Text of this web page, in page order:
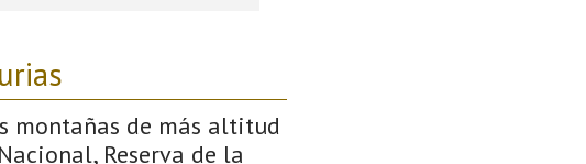
montañas de más altitud
Reserva de la